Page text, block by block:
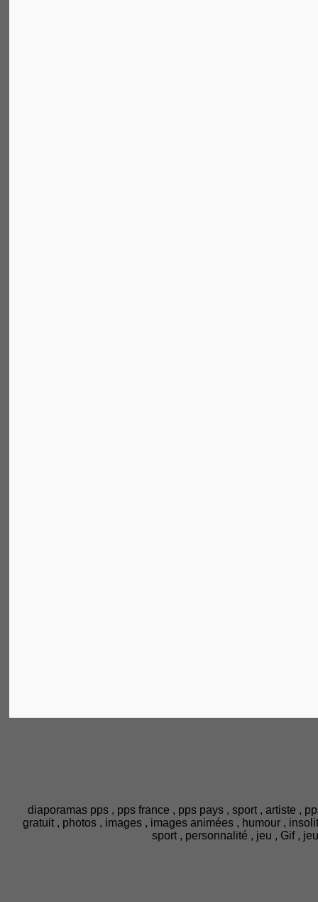
diaporamas pps , pps france , pps pays , sport , artiste ,
gratuit , photos , images , images animées , humour ,
sport , personnalité , jeu , Gif ,